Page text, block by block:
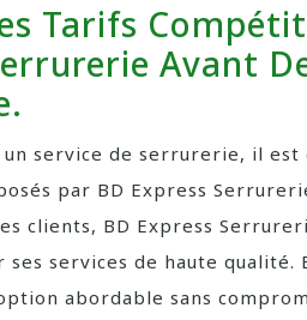
Tarifs
Avant
un service de serrurerie, il
par BD Express
clients, BD Express
services de haute qualité.
abordable sans